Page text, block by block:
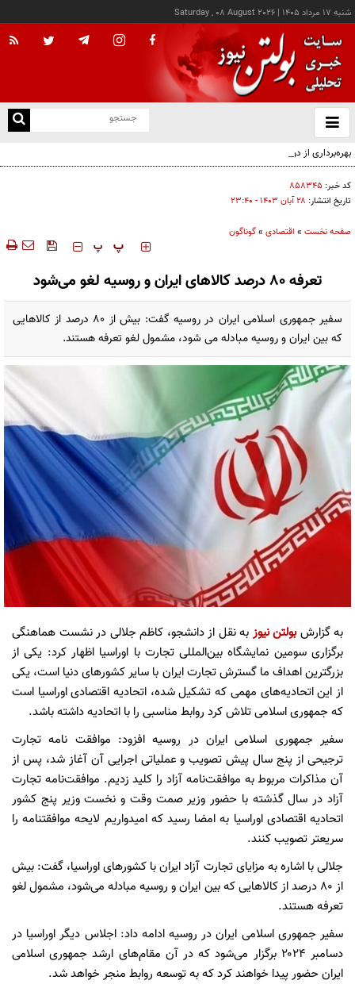
شنبه ۱۷ مرداد ۱۴۰۵ |
Saturday , 08 August 2026
باز
و
بهره‌برداری از دو دستگاه جدید پرس صابون در پاكسان
کد خبر: ۸۵۸۳۴۵
تاریخ انتشار: ۲۸ آبان ۱۴۰۳ - ۲۳:۴۰
صفحه نخست » اقتصادی »گوناگون
‍‍‍ پ پ
تعرفه ۸۰ درصد کالاهای ایران و روسیه لغو می‌شود
سفیر جمهوری اسلامی ایران در روسیه گفت: بیش از ۸۰ درصد از کالاهایی
که بین ایران و روسیه مبادله می شود، مشمول لغو تعرفه هستند.
به گزارشبولتن نیوز به نقل از دانشجو، کاظم جلالی در نشست هماهنگی
برگزاری سومین نمایشگاه بین‌المللی تجارت با اوراسیا اظهار کرد: یکی از
بزرگترین اهداف ما گسترش تجارت ایران با سایر کشور‌های دنیا است، یکی
از این اتحادیه‌های مهمی که تشکیل شده، اتحادیه اقتصادی اوراسیا است
که جمهوری اسلامی تلاش کرد روابط مناسبی را با اتحادیه داشته باشد.
سفیر جمهوری اسلامی ایران در روسیه افزود: موافقت نامه تجارت
ترجیحی از پنج سال پیش تصویب و عملیاتی اجرایی آن آغاز شد، پس از
آن مذاکرات مربوط به موافقت‌نامه آزاد را کلید زدیم. موافقت‌نامه تجارت
آزاد در سال گذشته با حضور وزیر صمت وقت و نخست وزیر پنج کشور
اتحادیه اقتصادی اوراسیا به امضا رسید که امیدواریم لایحه موافقتنامه را
سریعتر تصویب کنند.
جلالی با اشاره به مزایای تجارت آزاد ایران با کشور‌های اوراسیا، گفت: بیش
از ۸۰ درصد از کالا‌هایی که بین ایران و روسیه مبادله می‌شود، مشمول لغو
تعرفه هستند.
سفیر جمهوری اسلامی ایران در روسیه ادامه داد: اجلاس دیگر اوراسیا در
دسامبر ۲۰۲۴ برگزار می‌شود که در آن مقام‌های ارشد جمهوری اسلامی
ایران حضور پیدا خواهند کرد که به توسعه روابط منجر خواهد شد.